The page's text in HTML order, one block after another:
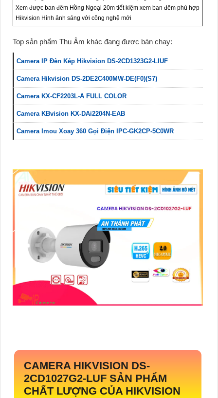
Xem được ban đêm Hồng Ngoại 20m tiết kiệm xem ban đêm phù hợp
Hikvision Hình ảnh sáng với công nghệ mới
Top sản phẩm Thu Âm khác đang được bán chạy:
Camera IP Đèn Kép Hikvision DS-2CD1323G2-LIUF
Camera Hikvision DS-2DE2C400MW-DE(F0)(S7)
Camera KX-CF2203L-A FULL COLOR
Camera KBvision KX-DAi2204N-EAB
Camera Imou Xoay 360 Gọi Điện IPC-GK2CP-5C0WR
CAMERA HIKVISION DS-
2CD1027G2-LUF SẢN PHẨM
CHẤT LƯỢNG CỦA HIKVISION